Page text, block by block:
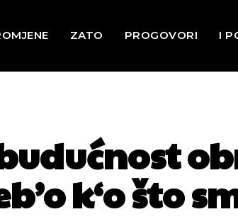
ZATO PROGOVORI I
k‘o što